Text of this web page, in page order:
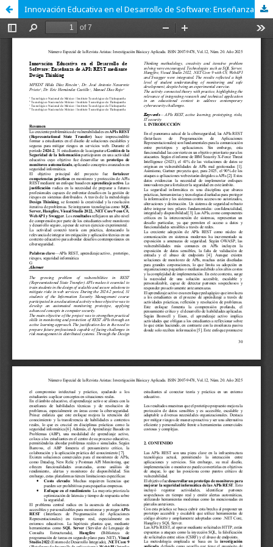
Innovación Educativa en el Desarrollo de Software: Enseñanza de APIs REST mediante Design Thinking